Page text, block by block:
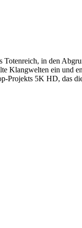
in den
ein und
Projekts 5K HD,